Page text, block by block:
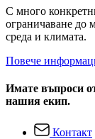
С много
ограничаване до
среда и климата.
Повече
Имате въпроси
нашия екип.
Контакт